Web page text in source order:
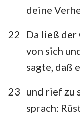
deine
22
Da ließ der
von sich
sagte, daß
23 und rief zu
sprach: